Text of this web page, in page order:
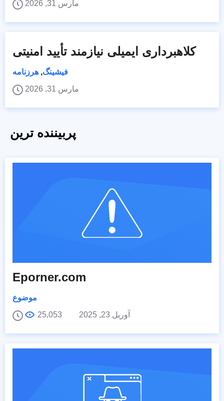
مارس 31, 2026
کلاهبرداری ایمیلی نیازمند تأیید امنیتی
فیشینگ, هرزنامه
مارس 31, 2026
پربیننده ترین
Eporner.com
موضوع
آوریل 23, 2025
25,053